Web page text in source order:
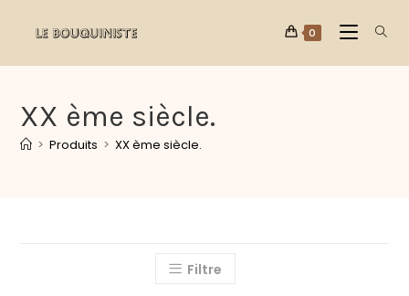
0
XX ème siècle.
> Produits > XX ème siècle.
Filtre